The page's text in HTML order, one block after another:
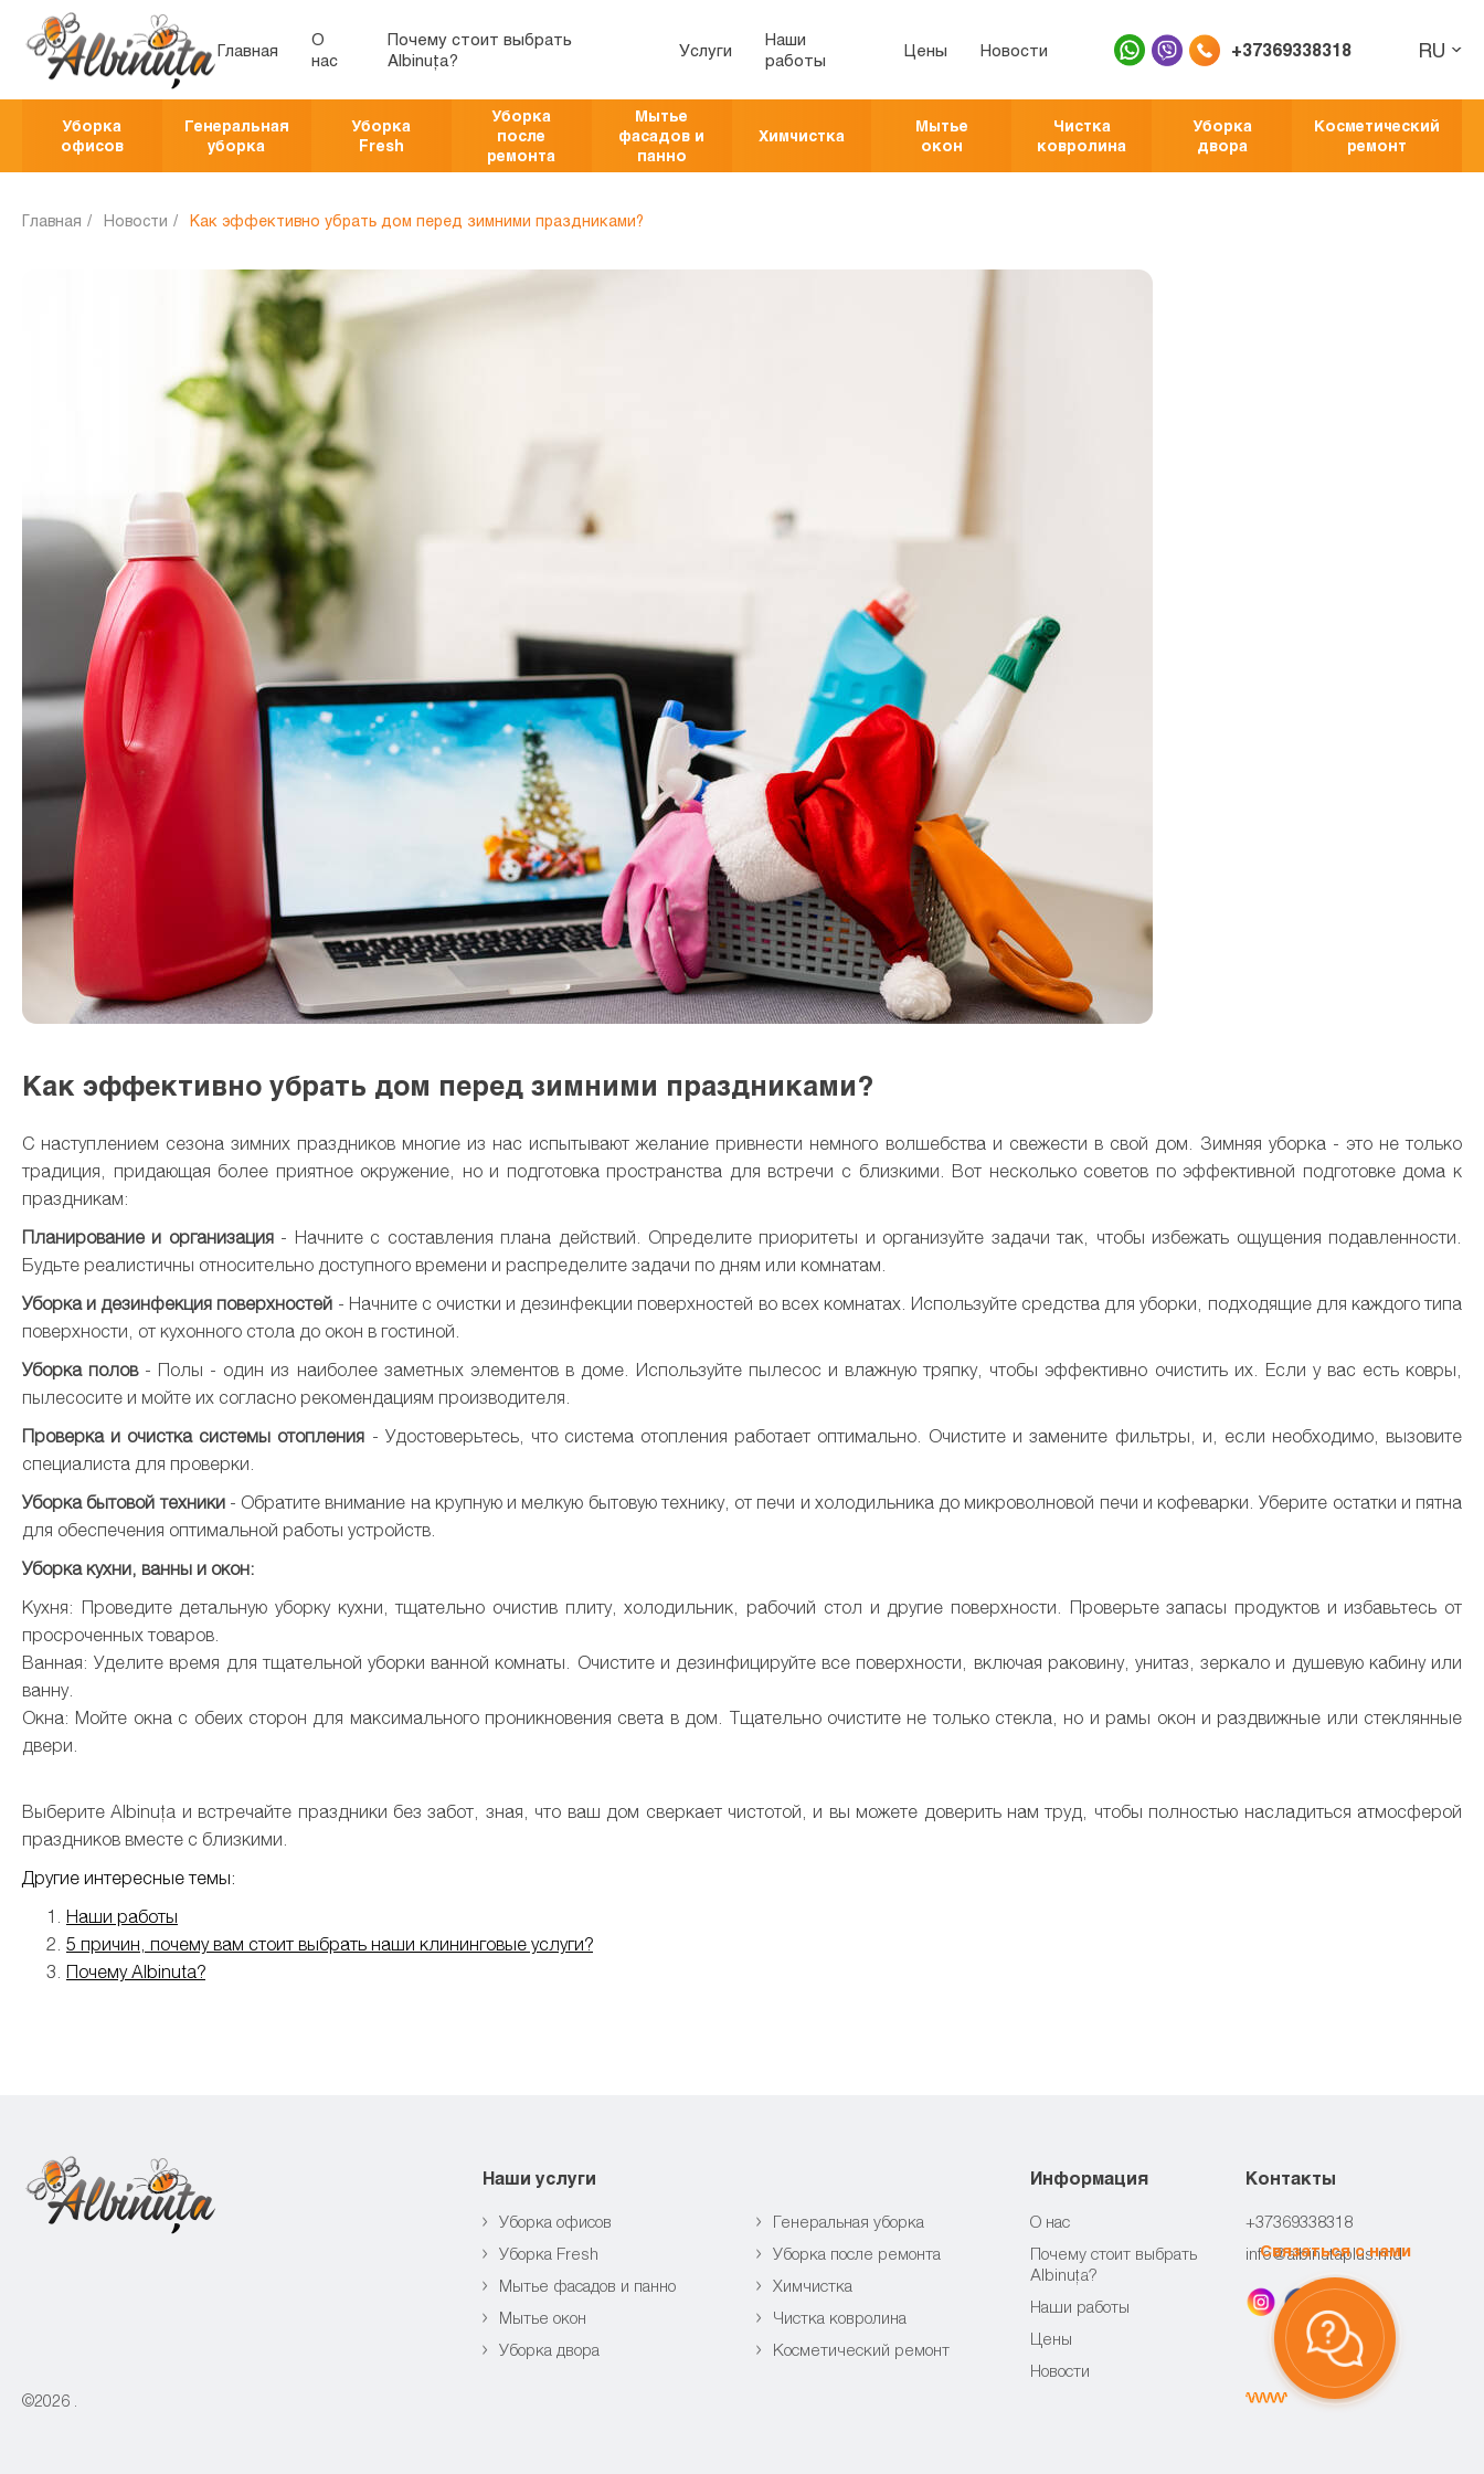
Главная
О
нас
Почему стоит выбрать
Albinuța?
Услуги
Наши
работы
Цены Новости +37369338318 RU
Уборка
офисов
Генеральная
уборка
Уборка
Fresh
Уборка
после
ремонта
Мытье
фасадов и
панно
Химчистка
Мытье
окон
Чистка
ковролина
Уборка
двора
Косметический
ремонт
Главная Новости Как эффективно убрать дом перед зимними праздниками?
Как эффективно убрать дом перед зимними праздниками?
С наступлением сезона зимних праздников многие из нас испытывают желание привнести немного волшебства и свежести в свой дом. Зимняя уборка - это не только
традиция, придающая более приятное окружение, но и подготовка пространства для встречи с близкими. Вот несколько советов по эффективной подготовке дома к
праздникам:
Планирование и организация- Начните с составления плана действий. Определите приоритеты и организуйте задачи так, чтобы избежать ощущения подавленности.
Будьте реалистичны относительно доступного времени и распределите задачи по дням или комнатам.
Уборка и дезинфекция поверхностей - Начните с очистки и дезинфекции поверхностей во всех комнатах. Используйте средства для уборки, подходящие для каждого типа
поверхности, от кухонного стола до окон в гостиной.
Уборка полов- Полы - один из наиболее заметных элементов в доме. Используйте пылесос и влажную тряпку, чтобы эффективно очистить их. Если у вас есть ковры,
пылесосите и мойте их согласно рекомендациям производителя.
Проверка и очистка системы отопления - Удостоверьтесь, что система отопления работает оптимально. Очистите и замените фильтры, и, если необходимо, вызовите
специалиста для проверки.
Уборка бытовой техники- Обратите внимание на крупную и мелкую бытовую технику, от печи и холодильника до микроволновой печи и кофеварки. Уберите остатки и пятна
для обеспечения оптимальной работы устройств.
Уборка кухни, ванны и окон:
Кухня: Проведите детальную уборку кухни, тщательно очистив плиту, холодильник, рабочий стол и другие поверхности. Проверьте запасы продуктов и избавьтесь от
просроченных товаров.
Ванная: Уделите время для тщательной уборки ванной комнаты. Очистите и дезинфицируйте все поверхности, включая раковину, унитаз, зеркало и душевую кабину или
ванну.
Окна: Мойте окна с обеих сторон для максимального проникновения света в дом. Тщательно очистите не только стекла, но и рамы окон и раздвижные или стеклянные
двери.
Выберите Albinuța и встречайте праздники без забот, зная, что ваш дом сверкает чистотой, и вы можете доверить нам труд, чтобы полностью насладиться атмосферой
праздников вместе с близкими.
Другие интересные темы:
Наши работы
5 причин, почему вам стоит выбрать наши клининговые услуги?
Почему Albinuta?
Наши услуги
Уборка офисов
Генеральная уборка
Уборка Fresh
Уборка после ремонта
Мытье фасадов и панно
Химчистка
Мытье окон
Чистка ковролина
Уборка двора
Косметический ремонт
Информация
О нас
Почему стоит выбрать
Albinuța?
Наши работы
Цены
Новости
Контакты
+37369338318
info@albinutaplus.md
©2026
Связаться с нами